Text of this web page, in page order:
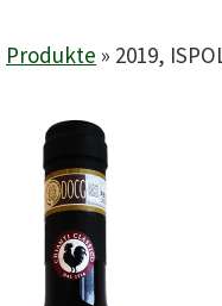
Produkte » 2019,